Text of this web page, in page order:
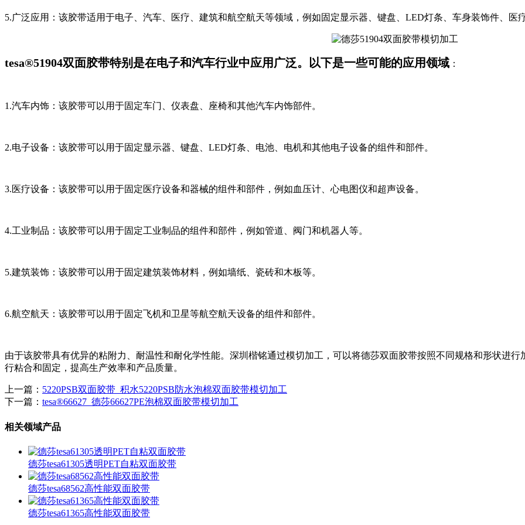
5.广泛应用：该胶带适用于电子、汽车、医疗、建筑和航空航天等领域，例如固定显示器、键盘、LED灯条、车身装饰件、医
tesa®51904双面胶带特别是在电子和汽车行业中应用广泛。以下是一些可能的应用领域 ：
1.汽车内饰：该胶带可以用于固定车门、仪表盘、座椅和其他汽车内饰部件。
2.电子设备：该胶带可以用于固定显示器、键盘、LED灯条、电池、电机和其他电子设备的组件和部件。
3.医疗设备：该胶带可以用于固定医疗设备和器械的组件和部件，例如血压计、心电图仪和超声设备。
4.工业制品：该胶带可以用于固定工业制品的组件和部件，例如管道、阀门和机器人等。
5.建筑装饰：该胶带可以用于固定建筑装饰材料，例如墙纸、瓷砖和木板等。
6.航空航天：该胶带可以用于固定飞机和卫星等航空航天设备的组件和部件。
由于该胶带具有优异的粘附力、耐温性和耐化学性能。深圳楷铭通过模切加工，可以将德莎双面胶带按照不同规格和形状进
行粘合和固定，提高生产效率和产品质量。
上一篇： 5220PSB双面胶带_积水5220PSB防水泡棉双面胶带模切加工
下一篇： tesa®66627_德莎66627PE泡棉双面胶带模切加工
相关领域产品
德莎tesa61305透明PET自粘双面胶带
德莎tesa68562高性能双面胶带
德莎tesa61365高性能双面胶带